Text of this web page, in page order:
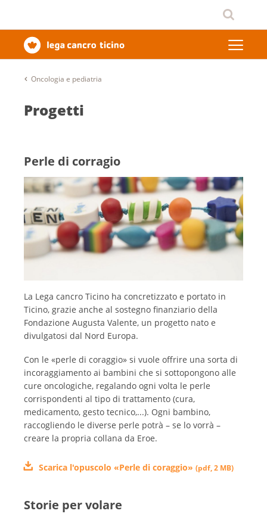
Oncologia e pediatria
Progetti
Perle di corragio
La Lega cancro Ticino ha concretizzato e portato in
Ticino, grazie anche al sostegno finanziario della
Fondazione Augusta Valente, un progetto nato e
divulgatosi dal Nord Europa.
Con le «perle di coraggio» si vuole offrire una sorta di
incoraggiamento ai bambini che si sottopongono alle
cure oncologiche, regalando ogni volta le perle
corrispondenti al tipo di trattamento (cura,
medicamento, gesto tecnico,...). Ogni bambino,
raccogliendo le diverse perle potrà – se lo vorrà –
creare la propria collana da Eroe.
Scarica l'opuscolo «Perle di coraggio» (pdf,2 MB)
Storie per volare